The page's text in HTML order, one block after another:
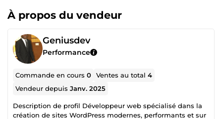
À propos du vendeur
Geniusdev
Performance
Commande en cours0 Ventes au total4
Vendeur depuisJanv. 2025
Description de profil Développeur web spécialisé dans la
création de sites WordPress modernes, performants et sur